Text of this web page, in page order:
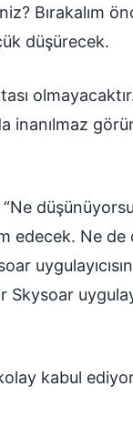
Bırakalım
düşürecek.
inanılmaz
edecek. Ne de
Skysoar
kabul